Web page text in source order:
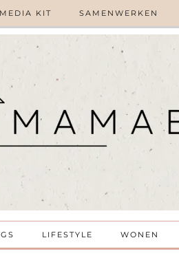
MEDIA KIT SAMENWERKEN
LIFESTYLE WONEN